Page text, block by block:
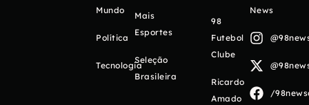
Mundo
Política
Tecnologia
Mais
Esportes
Seleção
Brasileira
98
Futebol
Clube
Ricardo
Amado
News
/